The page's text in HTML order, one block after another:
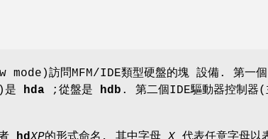
mode)訪問MFM/IDE類型硬盤的塊 設備. 第一
是 hda ;從盤是 hdb . 第二個IDE驅動器控制器(